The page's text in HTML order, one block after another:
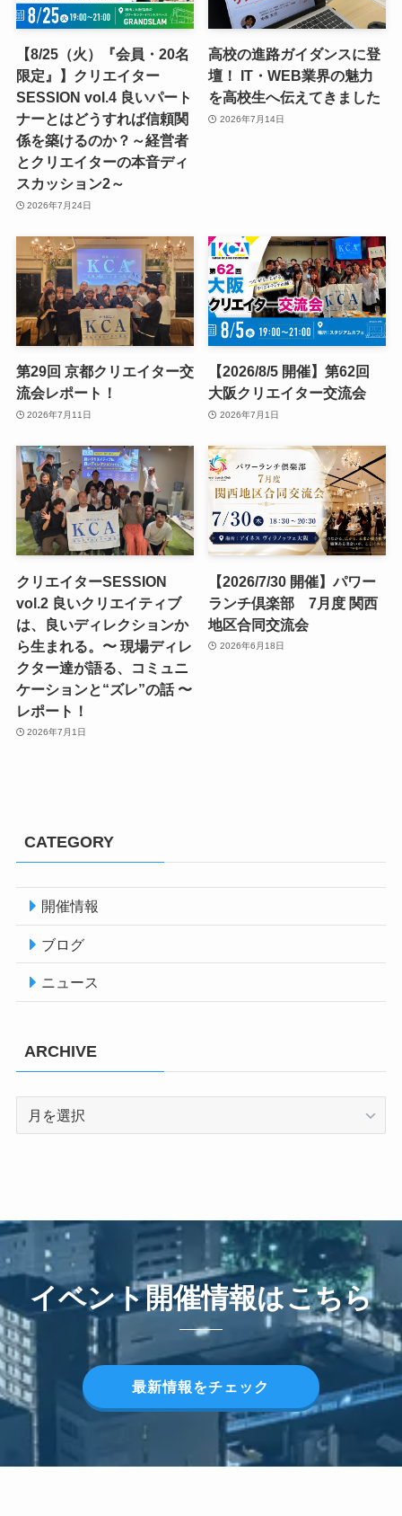
【8/25（火）『会員・20名
限定』】クリエイター
SESSION vol.4 良いパート
ナーとはどうすれば信頼関
係を築けるのか？～経営者
とクリエイターの本音ディ
スカッション2～
2026年7月24日
高校の進路ガイダンスに登
壇！ IT・WEB業界の魅力
を高校生へ伝えてきました
2026年7月14日
第29回 京都クリエイター交
流会レポート！
2026年7月11日
【2026/8/5 開催】第62回
大阪クリエイター交流会
2026年7月1日
クリエイターSESSION
vol.2 良いクリエイティブ
は、良いディレクションか
ら生まれる。〜 現場ディレ
クター達が語る、コミュニ
ケーションと“ズレ”の話 〜
レポート！
2026年7月1日
【2026/7/30 開催】パワー
ランチ倶楽部 7月度 関西
地区合同交流会
2026年6月18日
CATEGORY
開催情報
ブログ
ニュース
ARCHIVE
ARCHIVE
イベント開催情報はこちら
最新情報をチェック